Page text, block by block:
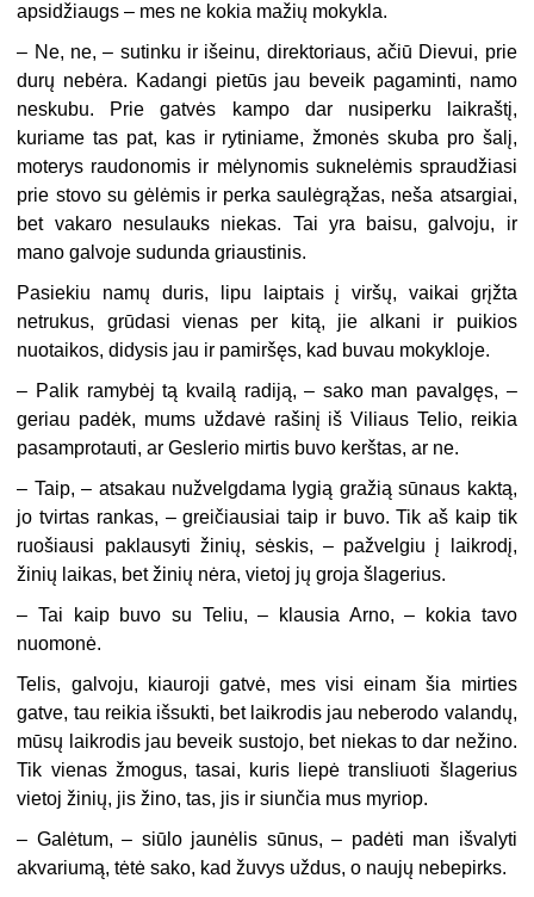
apsidžiaugs – mes ne kokia mažių mokykla.
– Ne, ne, – sutinku ir išeinu, direktoriaus, ačiū Dievui, prie
durų nebėra. Kadangi pietūs jau beveik pagaminti, namo
neskubu. Prie gatvės kampo dar nusiperku laikraštį,
kuriame tas pat, kas ir rytiniame, žmonės skuba pro šalį,
moterys raudonomis ir mėlynomis suknelėmis spraudžiasi
prie stovo su gėlėmis ir perka saulėgrąžas, neša atsargiai,
bet vakaro nesulauks niekas. Tai yra baisu, galvoju, ir
mano galvoje sudunda griaustinis.
Pasiekiu namų duris, lipu laiptais į viršų, vaikai grįžta
netrukus, grūdasi vienas per kitą, jie alkani ir puikios
nuotaikos, didysis jau ir pamiršęs, kad buvau mokykloje.
– Palik ramybėj tą kvailą radiją, – sako man pavalgęs, –
geriau padėk, mums uždavė rašinį iš Viliaus Telio, reikia
pasamprotauti, ar Geslerio mirtis buvo kerštas, ar ne.
– Taip, – atsakau nužvelgdama lygią gražią sūnaus kaktą,
jo tvirtas rankas, – greičiausiai taip ir buvo. Tik aš kaip tik
ruošiausi paklausyti žinių, sėskis, – pažvelgiu į laikrodį,
žinių laikas, bet žinių nėra, vietoj jų groja šlagerius.
–Tai kaip buvo su Teliu, – klausia Arno, – kokia tavo
nuomonė.
Telis, galvoju, kiauroji gatvė, mes visi einam šia mirties
gatve, tau reikia išsukti, bet laikrodis jau neberodo valandų,
mūsų laikrodis jau beveik sustojo, bet niekas to dar nežino.
Tik vienas žmogus, tasai, kuris liepė transliuoti šlagerius
vietoj žinių, jis žino, tas, jis ir siunčia mus myriop.
– Galėtum, – siūlo jaunėlis sūnus, – padėti man išvalyti
akvariumą, tėtė sako, kad žuvys uždus, o naujų nebepirks.